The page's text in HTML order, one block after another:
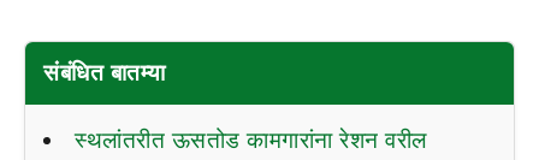
संबंधित बातम्या
स्थलांतरीत ऊसतोड कामगारांना रेशन वरील